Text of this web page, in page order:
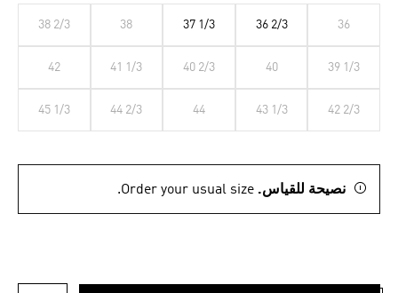
36
36 2/3
37 1/3
38
38 2/3
39 1/3
40
40 2/3
41 1/3
42
42 2/3
43 1/3
44
44 2/3
45 1/3
نصيحة للقياس. Order your usual size.